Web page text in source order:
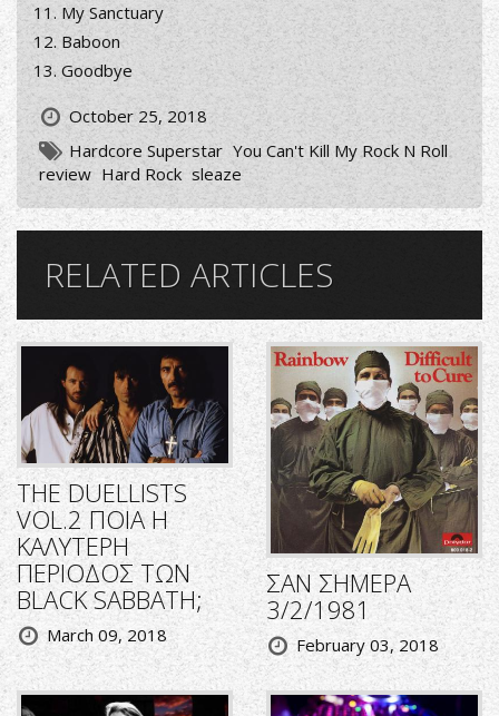
My Sanctuary
Baboon
Goodbye
October 25, 2018
Hardcore Superstar You Can't Kill My Rock N Roll
review Hard Rock sleaze
RELATED ARTICLES
THE DUELLISTS
VOL.2 ΠΟΙΑ Η
ΚΑΛΥΤΕΡΗ
ΠΕΡΙΟΔΟΣ ΤΩΝ
BLACK SABBATH;
March 09, 2018
ΣΑΝ ΣΗΜΕΡΑ
3/2/1981
February 03, 2018